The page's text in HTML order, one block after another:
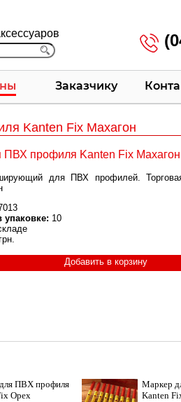
Заказчику
Kanten Fix Махагон
ПВХ профиля Kanten Fix Махагон
для ПВХ профилей.
упаковке: 10
ПВХ профиля
Орех
Маркер
Kanten